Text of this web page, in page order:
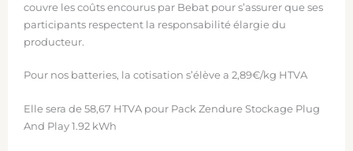
couvre les coûts encourus par Bebat pour s’assurer que ses
participants respectent la responsabilité élargie du
producteur.
Pour nos batteries, la cotisation s’élève a 2,89€/kg HTVA
Elle sera de 58,67 HTVA pour Pack Zendure Stockage Plug
And Play 1.92 kWh